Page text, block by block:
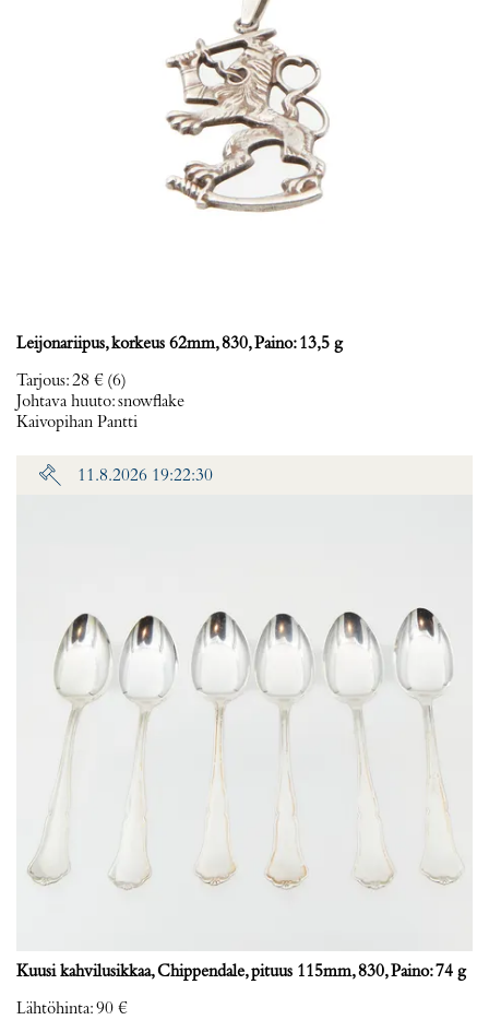
Leijonariipus, korkeus 62mm, 830, Paino: 13,5 g
Tarjous:28 € (6)
Johtava huuto:snowflake
Kaivopihan Pantti
11.8.2026 19:22:30
Kuusi kahvilusikkaa, Chippendale, pituus 115mm, 830, Paino: 74 g
Lähtöhinta:90 €